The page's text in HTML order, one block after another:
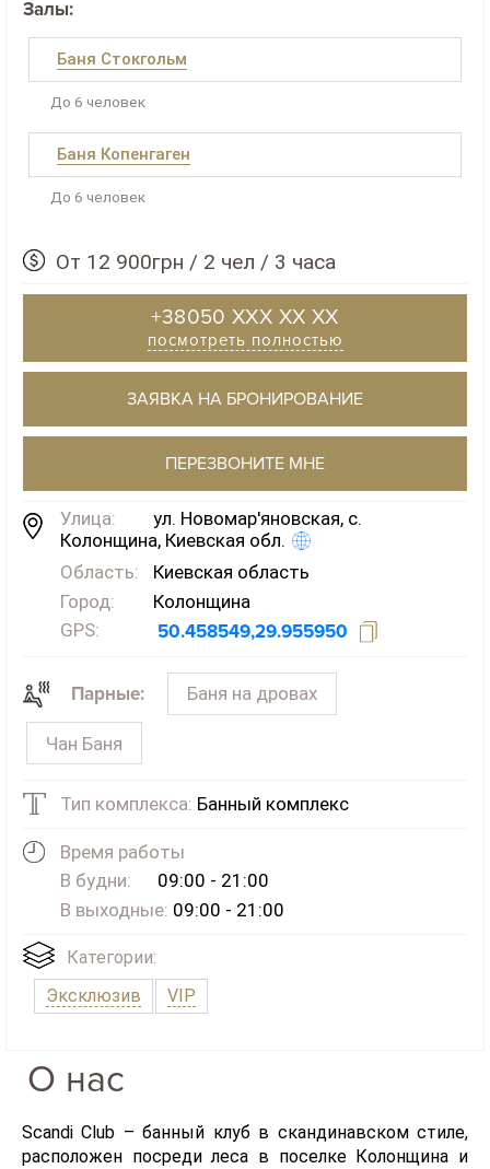
Залы:
Баня Стокгольм
До 6 человек
Баня Копенгаген
До 6 человек
От 12 900грн / 2 чел / 3 часа
+38050 XXX XX XX
посмотреть полностью
ЗАЯВКА НА БРОНИРОВАНИЕ
ПЕРЕЗВОНИТЕ МНЕ
Улица:
ул. Новомар'яновская, с.
Колонщина, Киевская обл.
Область:
Киевская область
Город:
Колонщина
GPS:
50.458549,29.955950
Парные: Баня на дровах
Чан Баня
Тип комплекса: Банный комплекс
Время работы
В будни:
09:00 - 21:00
В выходные: 09:00 - 21:00
Категории:
Эксклюзив
VIP
О нас
Scandi Club – банный клуб в скандинавском стиле,
расположен посреди леса в поселке Колонщина и